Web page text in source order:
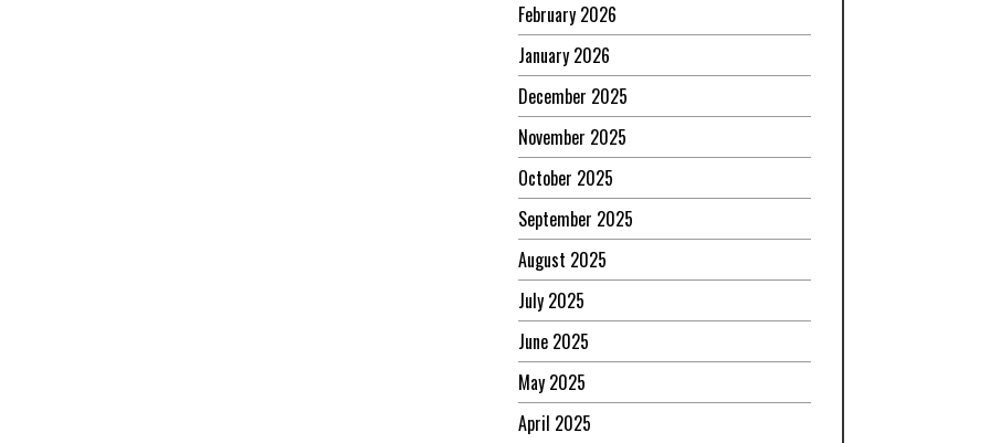
February 2026
January 2026
December 2025
November 2025
October 2025
September 2025
August 2025
July 2025
June 2025
May 2025
April 2025